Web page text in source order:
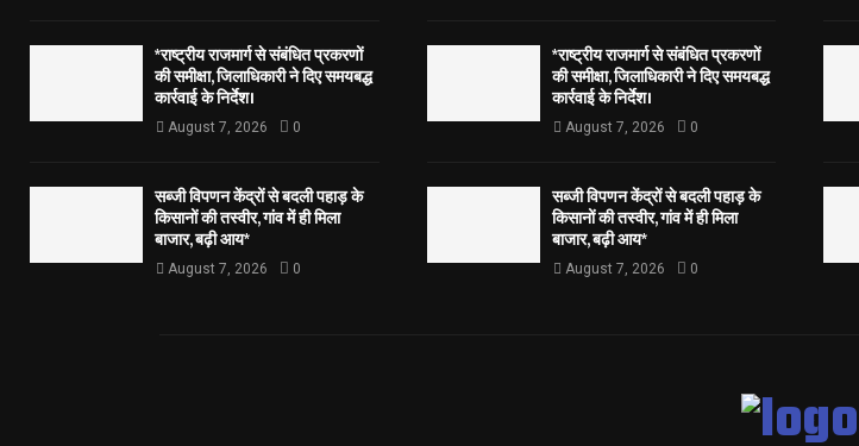
*राष्ट्रीय राजमार्ग से संबंधित प्रकरणों
की समीक्षा, जिलाधिकारी ने दिए समयबद्ध
कार्रवाई के निर्देश।
August 7, 2026 0
सब्जी विपणन केंद्रों से बदली पहाड़ के
किसानों की तस्वीर, गांव में ही मिला
बाजार, बढ़ी आय*
August 7, 2026 0
*राष्ट्रीय राजमार्ग से संबंधित प्रकरणों
की समीक्षा, जिलाधिकारी ने दिए समयबद्ध
कार्रवाई के निर्देश।
August 7, 2026 0
सब्जी विपणन केंद्रों से बदली पहाड़ के
किसानों की तस्वीर, गांव में ही मिला
बाजार, बढ़ी आय*
August 7, 2026 0